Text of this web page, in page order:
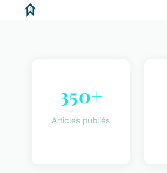
350+
Articles publiés